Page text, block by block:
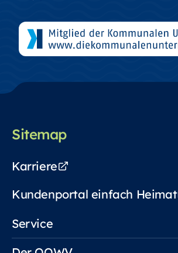
Sitemap
Service
Karriere
Kundenportal einfach Heimat